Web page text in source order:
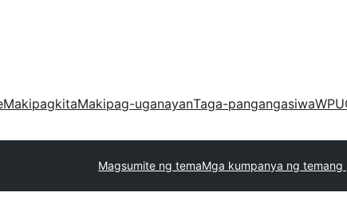
MakipagkitaMakipag-uganayanTaga-pangangasiwa
Magsumite ng temaMga kumpanya ng